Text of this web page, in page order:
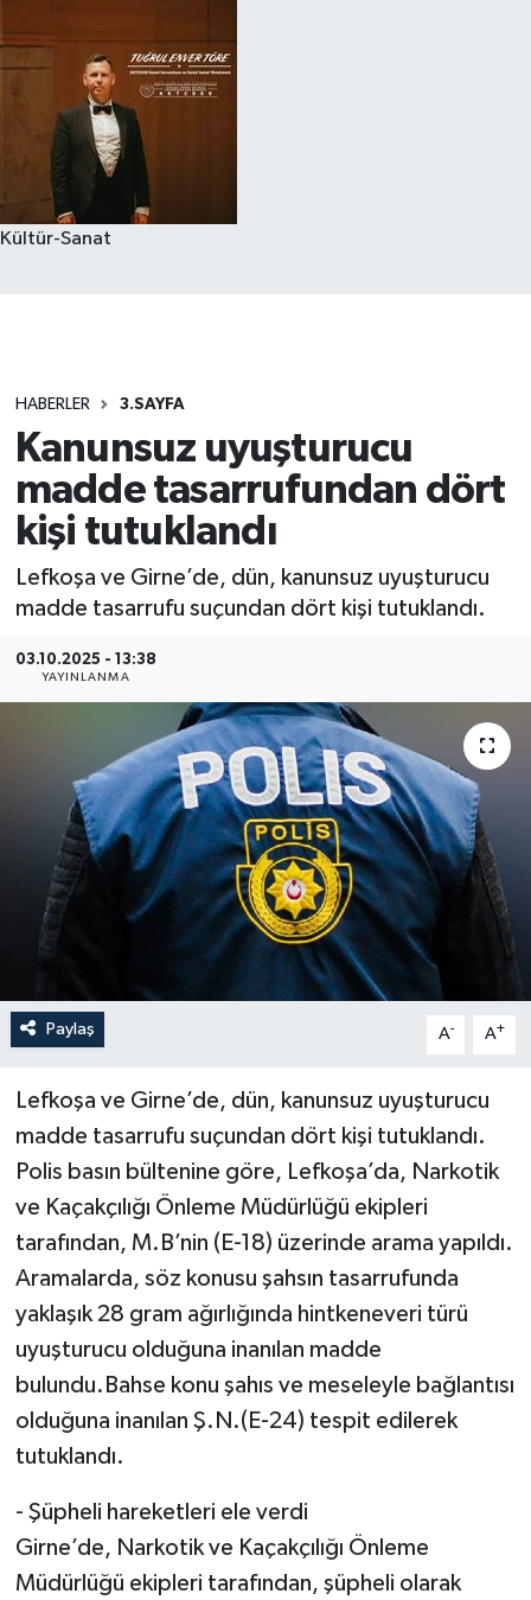
Kültür-Sanat
HABERLER 3.SAYFA
Kanunsuz uyuşturucu
madde tasarrufundan dört
kişi tutuklandı
Lefkoşa ve Girne’de, dün, kanunsuz uyuşturucu
madde tasarrufu suçundan dört kişi tutuklandı.
03.10.2025 - 13:38
YAYINLANMA
Paylaş A- A+
Lefkoşa ve Girne’de, dün, kanunsuz uyuşturucu
madde tasarrufu suçundan dört kişi tutuklandı.
Polis basın bültenine göre, Lefkoşa’da, Narkotik
ve Kaçakçılığı Önleme Müdürlüğü ekipleri
tarafından, M.B’nin (E-18) üzerinde arama yapıldı.
Aramalarda, söz konusu şahsın tasarrufunda
yaklaşık 28 gram ağırlığında hintkeneveri türü
uyuşturucu olduğuna inanılan madde
bulundu.Bahse konu şahıs ve meseleyle bağlantısı
olduğuna inanılan Ş.N.(E-24) tespit edilerek
tutuklandı.
- Şüpheli hareketleri ele verdi
Girne’de, Narkotik ve Kaçakçılığı Önleme
Müdürlüğü ekipleri tarafından, şüpheli olarak